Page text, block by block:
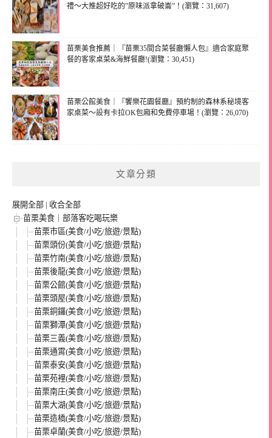
禮～大推超好吃的”原味派拿破崙”！(瀏覽：31,607)
苗栗美食推薦｜『苗栗35間合菜餐廳懶人包』適合家庭聚
餐的客家桌菜&海鮮餐廳!(瀏覽：30,451)
苗栗公館美食｜『饗樂花園餐廳』預約制的森林系秘境客
家桌菜～設有卡拉OK包廂和免費停車場！(瀏覽：26,070)
文章分類
展開全部 | 收合全部
苗栗美食｜部落客吃喝玩樂
苗栗市區(美食/小吃/旅遊/景點)
苗栗頭份(美食/小吃/旅遊/景點)
苗栗竹南(美食/小吃/旅遊/景點)
苗栗後龍(美食/小吃/旅遊/景點)
苗栗公館(美食/小吃/旅遊/景點)
苗栗頭屋(美食/小吃/旅遊/景點)
苗栗銅鑼(美食/小吃/旅遊/景點)
苗栗獅潭(美食/小吃/旅遊/景點)
苗栗三義(美食/小吃/旅遊/景點)
苗栗通霄(美食/小吃/旅遊/景點)
苗栗泰安(美食/小吃/旅遊/景點)
苗栗苑裡(美食/小吃/旅遊/景點)
苗栗南庄(美食/小吃/旅遊/景點)
苗栗大湖(美食/小吃/旅遊/景點)
苗栗造橋(美食/小吃/旅遊/景點)
苗栗卓蘭(美食/小吃/旅遊/景點)